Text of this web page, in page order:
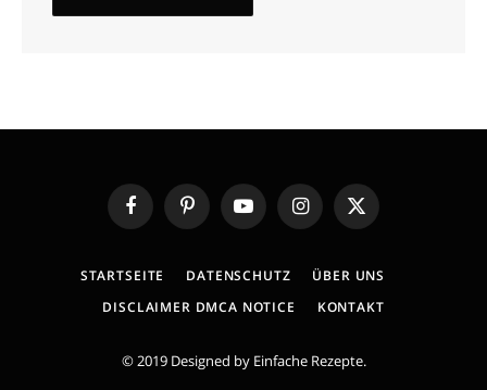
FacebookPinterestYouTubeInstagram
X
(Twitter)
STARTSEITE DATENSCHUTZ
ÜBER UNS
DISCLAIMER DMCA NOTICE
KONTAKT
© 2019 Designed by Einfache Rezepte.